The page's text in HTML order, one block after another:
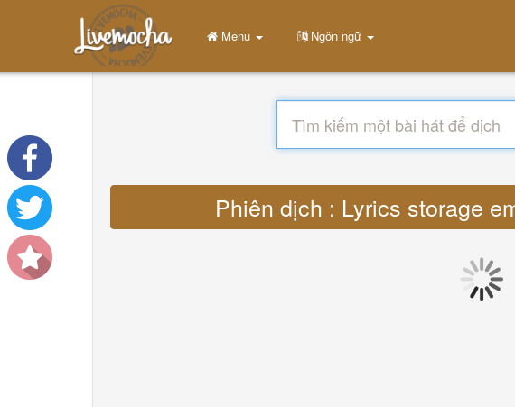
Menu Ngôn ngữ
Phiên dịch : Lyrics storage